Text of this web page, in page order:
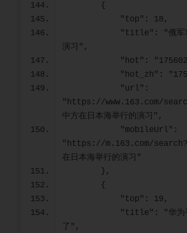
        {
            "top": 18,
演习",
"hot":
"hot_zh":
"https://www.163.com/
中方在日本海举行的演习",
"https://m.163.com/
在日本海举行的演习"
        },
        {
            "top": 19,
了",